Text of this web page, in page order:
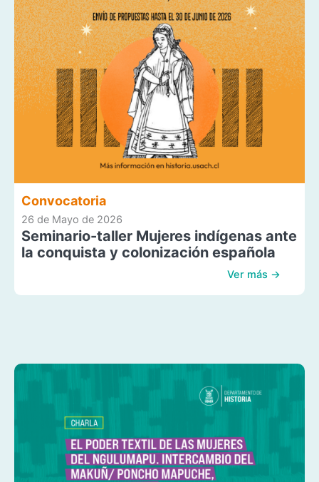
Convocatoria
26 de Mayo de 2026
Seminario-taller Mujeres indígenas ante
la conquista y colonización española
Ver más →